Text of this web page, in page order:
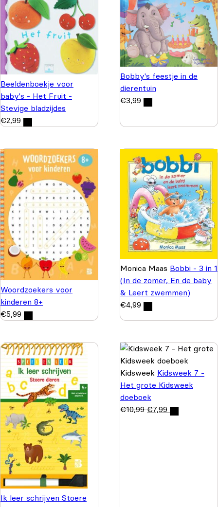
Beeldenboekje voor
baby's - Het Fruit -
Stevige bladzijdes
€2,99
Bobby's feestje in de
dierentuin
€3,99
Woordzoekers voor
kinderen 8+
€5,99
Monica Maas Bobbi - 3 in 1
(In de zomer, En de baby
& Leert zwemmen)
€4,99
Ik leer schrijven Stoere
Kidsweek Kidsweek 7 -
Het grote Kidsweek
doeboek
€10,99 €7,99